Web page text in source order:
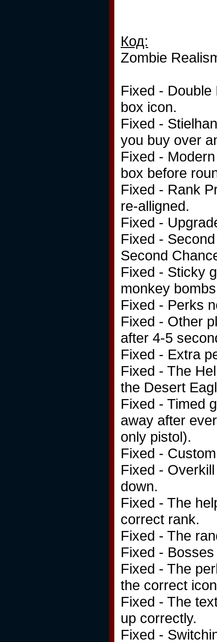
Код:
Zombie
Fixed -
box icon.
Fixed -
you buy over
Fixed -
box before
Fixed - Rank
re-alligned.
Fixed -
Fixed -
Second
Fixed - Sticky
monkey
Fixed - Perks
Fixed - Other
after 4-5
Fixed - Extra
Fixed - The
the Desert
Fixed - Timed
away after
only pistol).
Fixed -
Fixed -
down.
Fixed - The
correct rank.
Fixed - The
Fixed -
Fixed - The
the correct
Fixed - The
up correctly.
Fixed -